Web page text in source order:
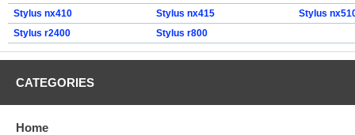
Stylus nx410
Stylus nx415
Stylus
Stylus r2400
Stylus r800
CATEGORIES
Home